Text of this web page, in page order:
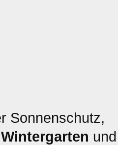
Sonnenschutz,
Wintergarten und